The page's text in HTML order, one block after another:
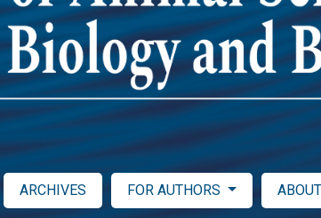
ARCHIVES FOR AUTHORS ABOUT